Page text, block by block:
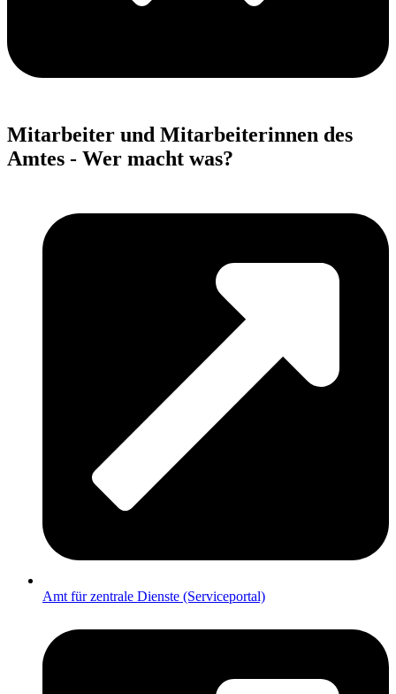
Mitarbeiter und Mitarbeiterinnen des
Amtes - Wer macht was?
Amt für zentrale Dienste (Serviceportal)